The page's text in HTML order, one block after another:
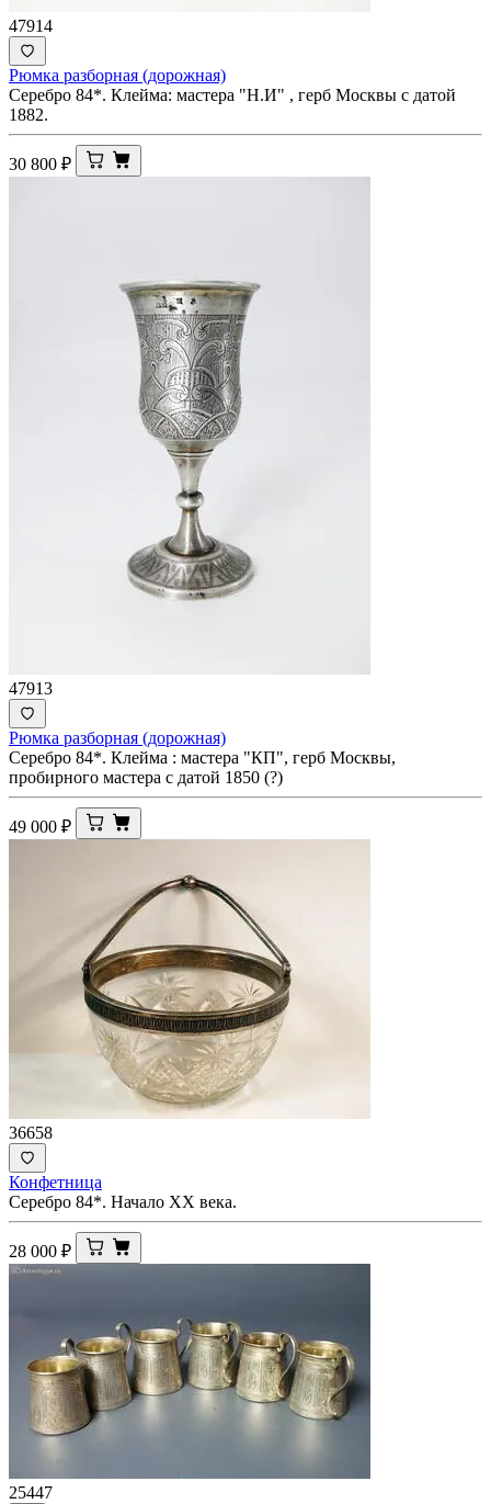
47914
Рюмка разборная (дорожная)
Серебро 84*. Клейма: мастера "Н.И" , герб Москвы с датой
1882.
30 800 ₽
47913
Рюмка разборная (дорожная)
Серебро 84*. Клейма : мастера "КП", герб Москвы,
пробирного мастера с датой 1850 (?)
49 000 ₽
36658
Конфетница
Серебро 84*. Начало ХХ века.
28 000 ₽
25447